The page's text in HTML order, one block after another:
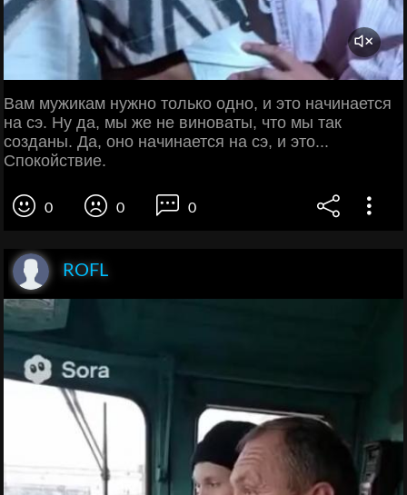
Вам мужикам нужно только одно, и это начинается
на сэ. Ну да, мы же не виноваты, что мы так
созданы. Да, оно начинается на сэ, и это...
Спокойствие.
0 0 0
ROFL